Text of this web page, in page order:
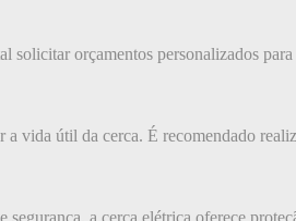
orçamentos personalizados
vida útil da cerca. É recomendado
a cerca elétrica oferece